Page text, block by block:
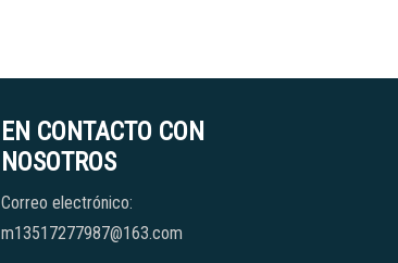
EN CONTACTO CON
NOSOTROS
Correo electrónico:
m13517277987@163.com